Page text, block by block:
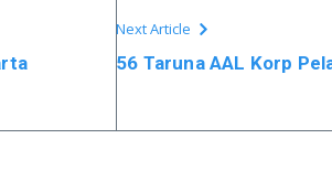
Next Article
56 Taruna AAL Korp